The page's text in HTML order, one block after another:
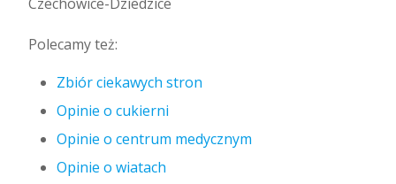
Polecamy też:
Zbiór ciekawych stron
Opinie o cukierni
Opinie o centrum medycznym
Opinie o wiatach